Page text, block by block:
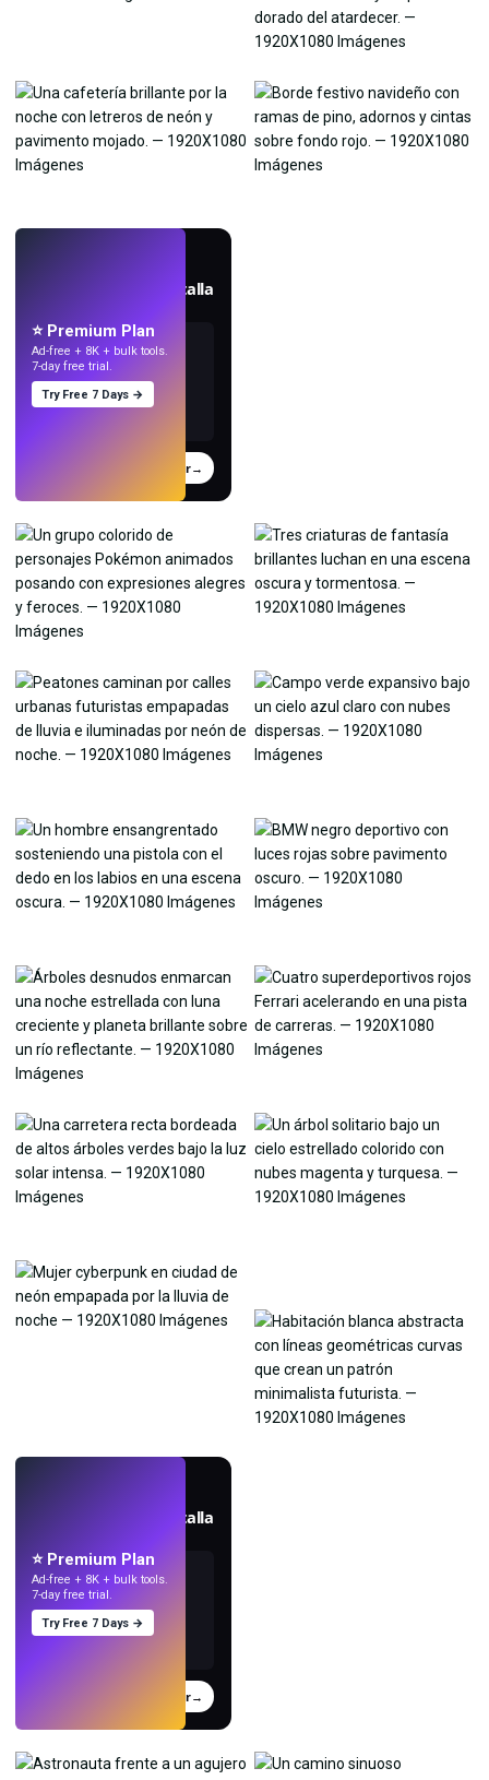
Crea fondos de pantalla
Probar→
⭐ Premium Plan
Ad-free + 8K + bulk tools.
7-day free trial.
Try Free 7 Days →
Crea fondos de pantalla
Probar→
⭐ Premium Plan
Ad-free + 8K + bulk tools.
7-day free trial.
Try Free 7 Days →